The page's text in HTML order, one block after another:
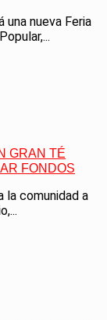
una nueva Feria
GRAN TÉ
FONDOS
la comunidad a